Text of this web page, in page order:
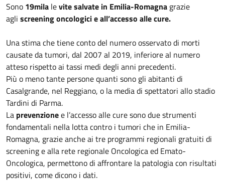
Sono 19mila levite salvate in Emilia-Romagna grazie
agli screening oncologici e all’accesso alle cure.
Una stima che tiene conto del numero osservato di morti
causate da tumori, dal 2007 al 2019, inferiore al numero
atteso rispetto ai tassi medi degli anni precedenti.
Più o meno tante persone quanti sono gli abitanti di
Casalgrande, nel Reggiano, o la media di spettatori allo stadio
Tardini di Parma.
La prevenzionee l’accesso alle cure sono due strumenti
fondamentali nella lotta contro i tumori che in Emilia-
Romagna, grazie anche ai tre programmi regionali gratuiti di
screening e alla rete regionale Oncologica ed Emato-
Oncologica, permettono di affrontare la patologia con risultati
positivi, come dicono i dati.